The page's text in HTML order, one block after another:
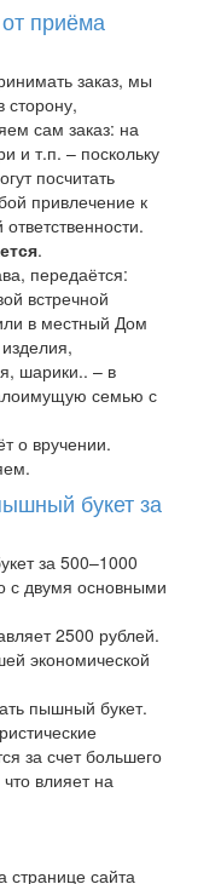
приёма
заказ, мы
сторону,
сам заказ: на
и т.п. – поскольку
посчитать
привлечение к
.
передаётся:
встречной
в местный Дом
шарики.. – в
семью с
о вручении.
букет за
за 500–1000
с двумя основными
2500 рублей.
экономической
пышный букет.
за счет большего
влияет на
странице сайта